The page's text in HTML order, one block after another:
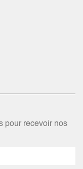
pour recevoir nos